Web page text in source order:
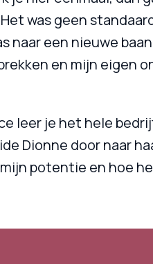
was geen
naar een nieuwe
en mijn eigen
leer je het hele
Dionne door naar
potentie en hoe